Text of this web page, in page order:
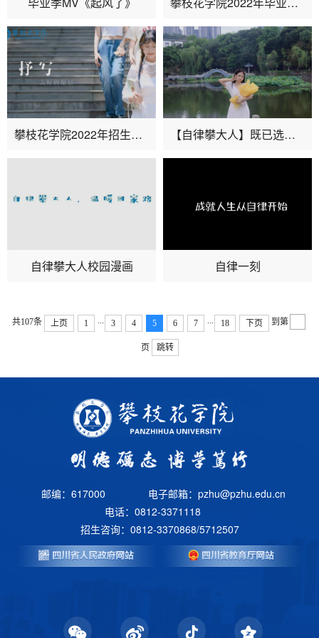
攀枝花学院2022年招生宣传片《欣于所遇 自律启程》 【自律攀大人】既已选择，请自律不懈
自律攀大人校园漫画 自律一刻
共107条 上页 1 ... 3 4 5 6 7 ... 18 下页 到第
页 跳转
邮编：617000
电子邮箱：pzhu@pzhu.edu.cn
电话：0812-3371118
招生咨询：0812-3370868/5712507